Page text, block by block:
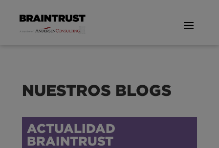
NUESTROS BLOGS
ACTUALIDAD
BRAINTRUST